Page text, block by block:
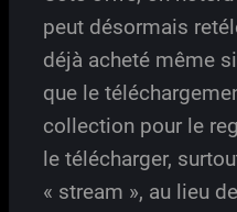
peut désormais
déjà acheté même
que le
collection pour le
le télécharger,
« stream », au lieu